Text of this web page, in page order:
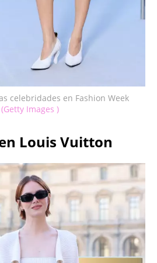
celebridades en Fashion Week
(Getty Images )
Louis Vuitton